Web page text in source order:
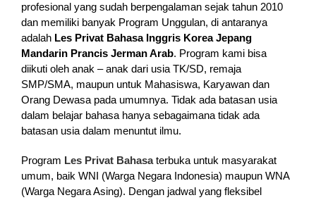
profesional yang sudah berpengalaman sejak tahun 2010
dan memiliki banyak Program Unggulan, di antaranya
adalah Les Privat Bahasa Inggris Korea Jepang
Mandarin Prancis Jerman Arab. Program kami bisa
diikuti oleh anak – anak dari usia TK/SD, remaja
SMP/SMA, maupun untuk Mahasiswa, Karyawan dan
Orang Dewasa pada umumnya. Tidak ada batasan usia
dalam belajar bahasa hanya sebagaimana tidak ada
batasan usia dalam menuntut ilmu.
Program Les Privat Bahasaterbuka untuk masyarakat
umum, baik WNI (Warga Negara Indonesia) maupun WNA
(Warga Negara Asing). Dengan jadwal yang fleksibel